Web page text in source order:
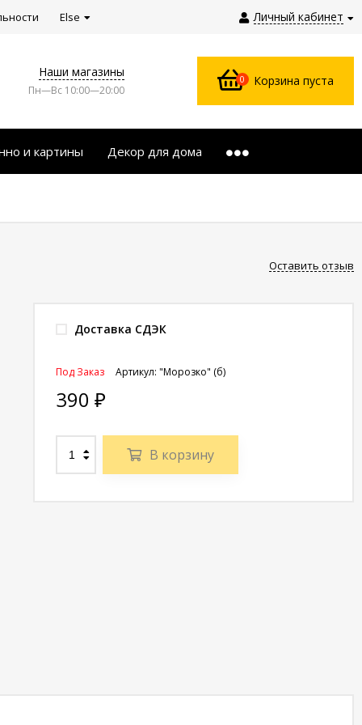
Личный кабинет
Else
Наши магазины
Пн—Вс 10:00—20:00
0 Корзина пуста
и картины Декор для дома
Оставить отзыв
Доставка СДЭК
Артикул: "Морозко" (б)
Под Заказ
390 ₽
В корзину